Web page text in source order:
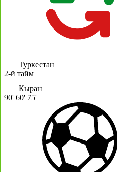
Туркестан
2-й тайм
Кыран
90' 60' 75'